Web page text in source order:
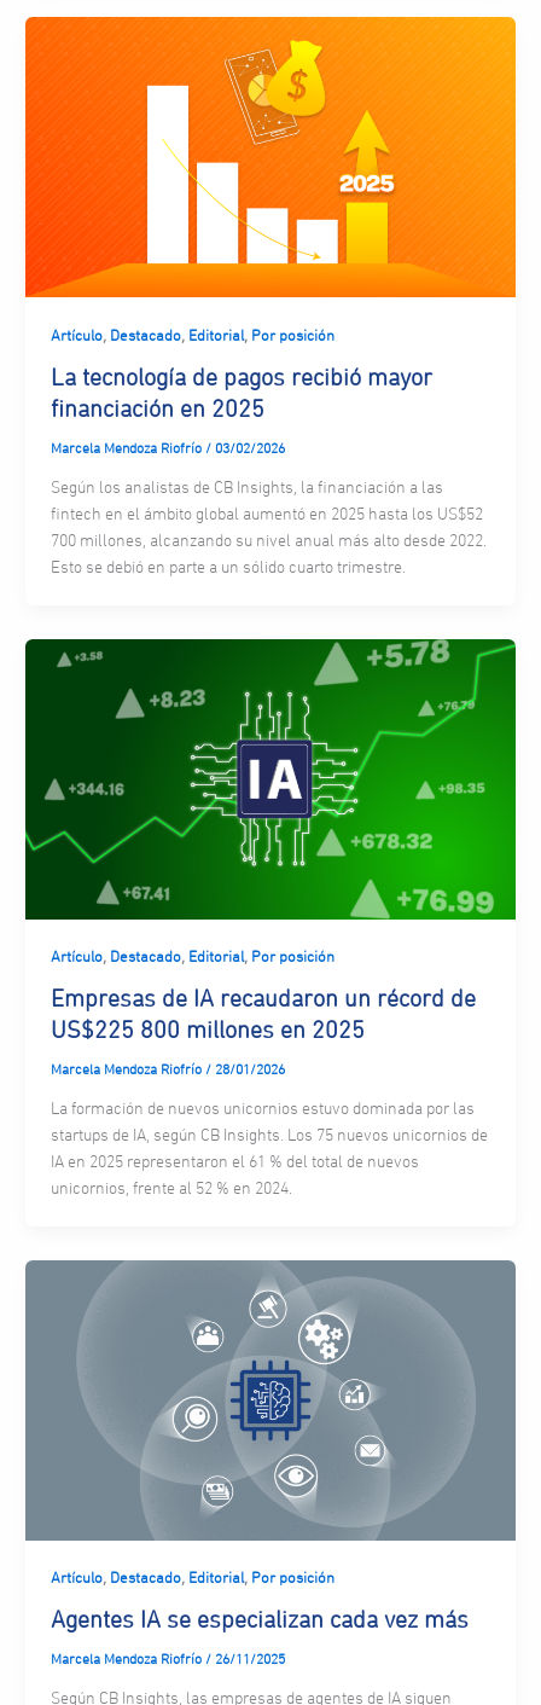
Artículo, Destacado, Editorial, Por posición
La tecnología de pagos recibió mayor
financiación en 2025
Marcela Mendoza Riofrío / 03/02/2026
Según los analistas de CB Insights, la financiación a las
fintech en el ámbito global aumentó en 2025 hasta los US$52
700 millones, alcanzando su nivel anual más alto desde 2022.
Esto se debió en parte a un sólido cuarto trimestre.
Artículo, Destacado, Editorial, Por posición
Empresas de IA recaudaron un récord de
US$225 800 millones en 2025
Marcela Mendoza Riofrío / 28/01/2026
La formación de nuevos unicornios estuvo dominada por las
startups de IA, según CB Insights. Los 75 nuevos unicornios de
IA en 2025 representaron el 61 % del total de nuevos
unicornios, frente al 52 % en 2024.
Artículo, Destacado, Editorial, Por posición
Agentes IA se especializan cada vez más
Marcela Mendoza Riofrío / 26/11/2025
Según CB Insights, las empresas de agentes de IA siguen